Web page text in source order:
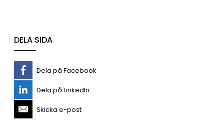
DELA SIDA
Dela på Facebook
Dela på LinkedIn
Skicka e-post